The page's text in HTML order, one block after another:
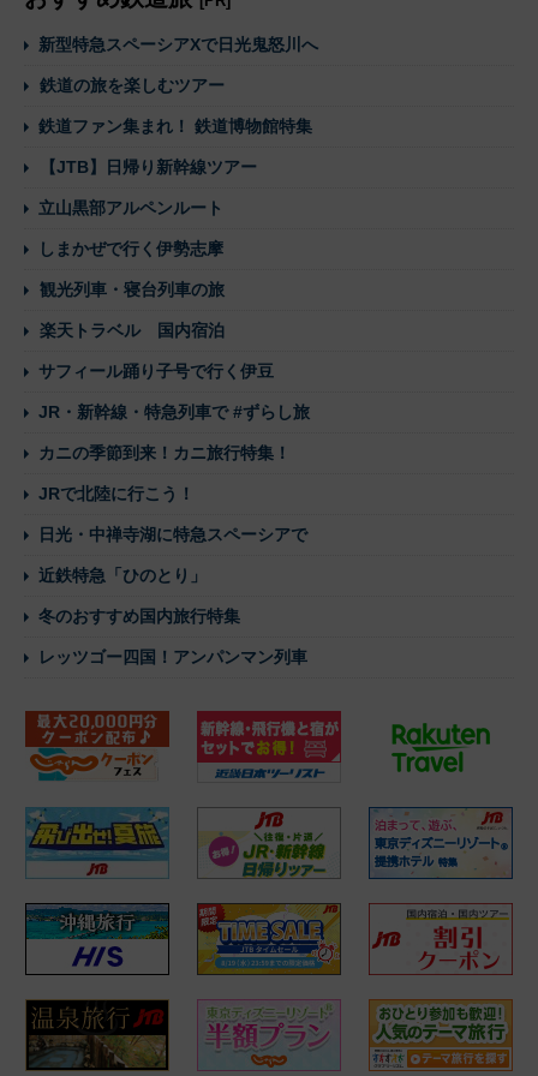
新型特急スペーシアXで日光鬼怒川へ
鉄道の旅を楽しむツアー
鉄道ファン集まれ！ 鉄道博物館特集
【JTB】日帰り新幹線ツアー
立山黒部アルペンルート
しまかぜで行く伊勢志摩
観光列車・寝台列車の旅
楽天トラベル 国内宿泊
サフィール踊り子号で行く伊豆
JR・新幹線・特急列車で #ずらし旅
カニの季節到来！カニ旅行特集！
JRで北陸に行こう！
日光・中禅寺湖に特急スペーシアで
近鉄特急「ひのとり」
冬のおすすめ国内旅行特集
レッツゴー四国！アンパンマン列車